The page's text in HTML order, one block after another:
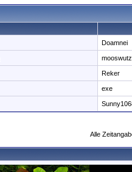
Doamnei
mooswutz
Reker
exe
Alle